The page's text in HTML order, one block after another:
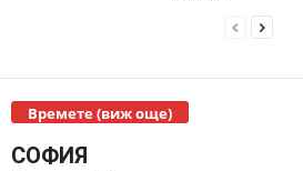
Времете (виж още)
СОФИЯ